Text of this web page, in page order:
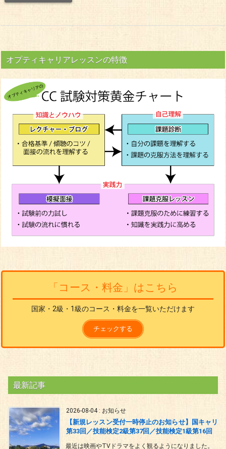
オプティキャリアレッスンの特徴
「コース・料金」はこちら
国家・2級・1級のコース・料金を一覧いただけます
チェックする
最新記事
2026-08-04: お知らせ
【新規レッスン受付一時停止のお知らせ】国キャリ
第33回／技能検定2級第37回／技能検定1級第16回
最近は映画やTVドラマをよく観るようになりました。